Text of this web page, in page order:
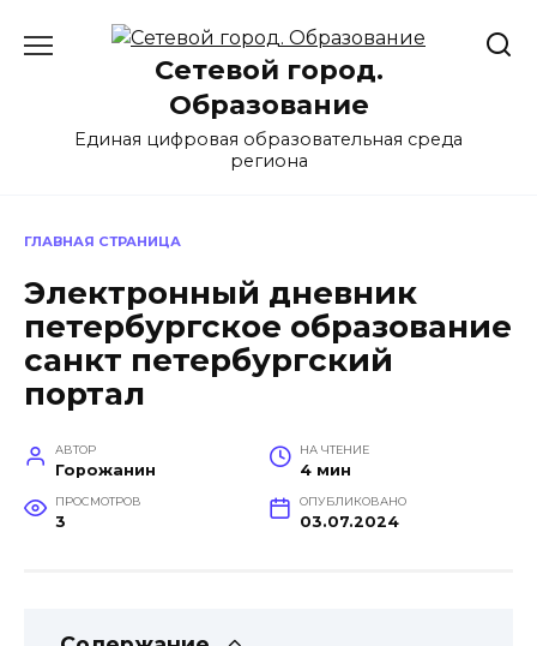
Сетевой город.
Образование
Единая цифровая образовательная среда
региона
ГЛАВНАЯ СТРАНИЦА
Электронный дневник
петербургское образование
санкт петербургский
портал
АВТОР
Горожанин
НА ЧТЕНИЕ
4 мин
ПРОСМОТРОВ
3
ОПУБЛИКОВАНО
03.07.2024